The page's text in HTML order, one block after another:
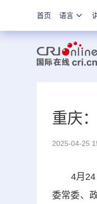
首页 语言
重庆
2025-04-25
4月24日
委常委、